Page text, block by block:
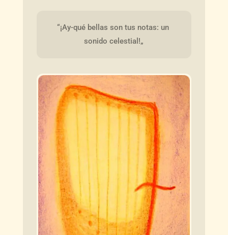
“¡Ay-qué bellas son tus notas: un
sonido celestial!„